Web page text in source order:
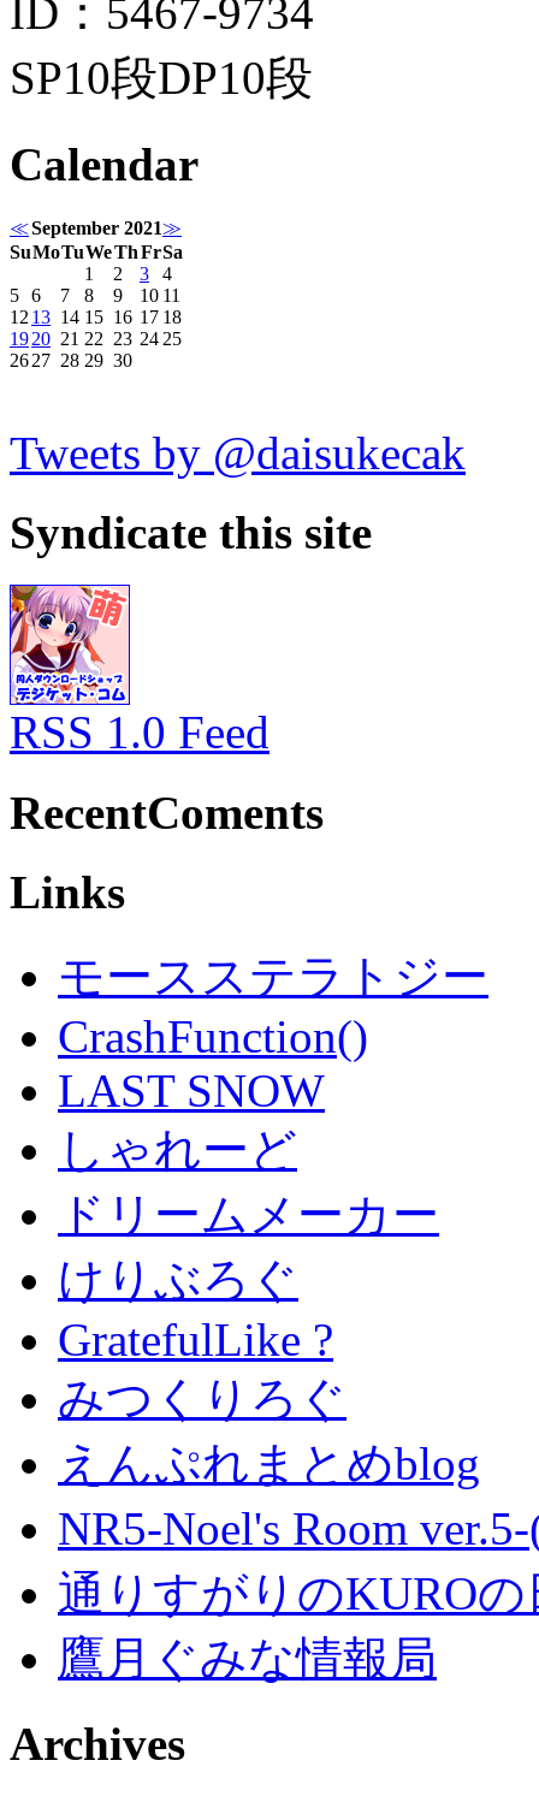
ID：5467-9734
SP10段DP10段
Calendar
≪September 2021≫
SuMoTuWeThFrSa
1
2 3
4
5 6 7 8 9 10 11
12 13 14 15 16 17 18
1920 21 22 23 24 25
2627 28 29 30
Tweets by @daisukecak
Syndicate this site
RSS 1.0 Feed
RecentComents
Links
モースステラトジー
CrashFunction()
LAST SNOW
しゃれーど
ドリームメーカー
けりぶろぐ
GratefulLike ?
みつくりろぐ
えんぷれまとめblog
NR5-Noel's Room
通りすがりのKURO
鷹月ぐみな情報局
Archives